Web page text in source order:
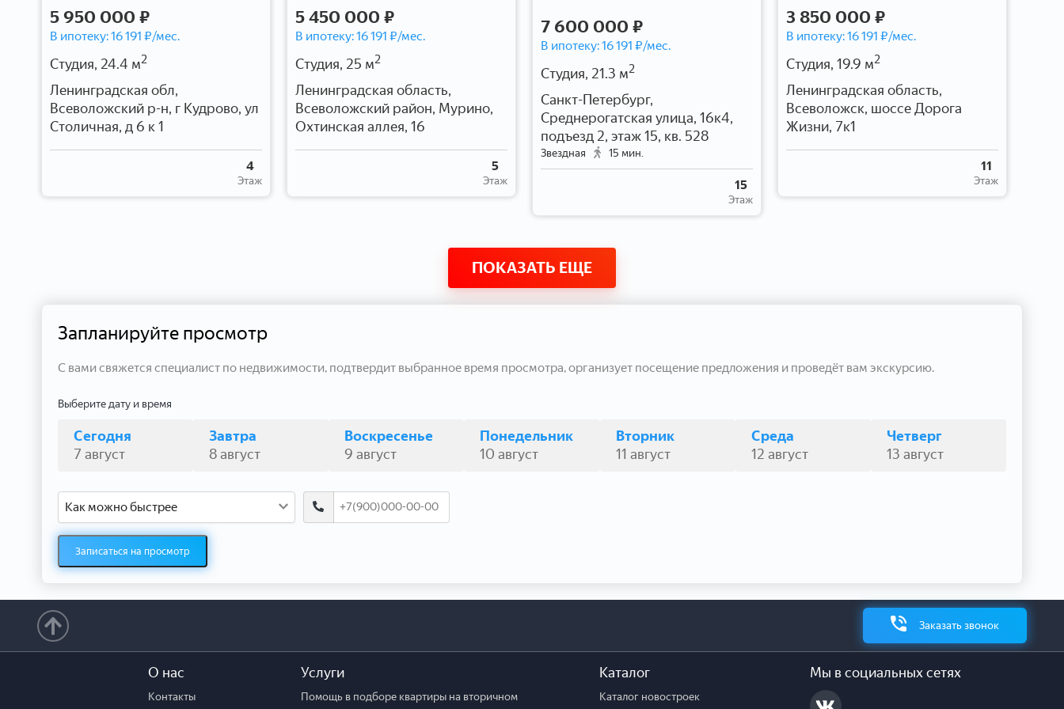
5 950 000 ₽
В ипотеку:16 191 ₽/мес.
Студия, 24.4 м2
Ленинградская обл,
Всеволожский р-н, г Кудрово, ул
Столичная, д 6 к 1
Этаж
4
5 450 000 ₽
В ипотеку:16 191 ₽/мес.
Студия, 25 м2
Ленинградская область,
Всеволожский район, Мурино,
Охтинская аллея, 16
Этаж
5
7 600 000 ₽
В ипотеку:16 191 ₽/мес.
Студия, 21.3 м2
Санкт-Петербург,
Среднерогатская улица, 16к4,
подъезд 2, этаж 15, кв. 528
Звездная 15 мин.
Этаж
15
3 850 000 ₽
В ипотеку:16 191 ₽/мес.
Студия, 19.9 м2
Ленинградская область,
Всеволожск, шоссе Дорога
Жизни, 7к1
Этаж
11
ПОКАЗАТЬ ЕЩЕ
Запланируйте просмотр
С вами свяжется специалист по недвижимости, подтвердит выбранное время просмотра, организует посещение предложения и проведёт вам экскурсию.
Выберите дату и время
Сегодня
7 август
Завтра
8 август
Воскресенье
9 август
Понедельник
10 август
Вторник
11 август
Среда
12 август
Четверг
13 август
Как можно быстрее
Записаться на просмотр
Заказать звонок
О нас
Контакты
Услуги
Помощь в подборе квартиры на вторичном
Каталог
Каталог новостроек
Мы в социальных сетях